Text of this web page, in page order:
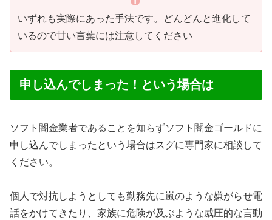
いずれも実際にあった手法です。どんどんと進化して
いるので甘い言葉には注意してください
申し込んでしまった！という場合は
ソフト闇金業者であることを知らずソフト闇金ゴールドに
申し込んでしまったという場合はスグに専門家に相談して
ください。
個人で対抗しようとしても勤務先に嵐のような嫌がらせ電
話をかけてきたり、家族に危険が及ぶような威圧的な言動